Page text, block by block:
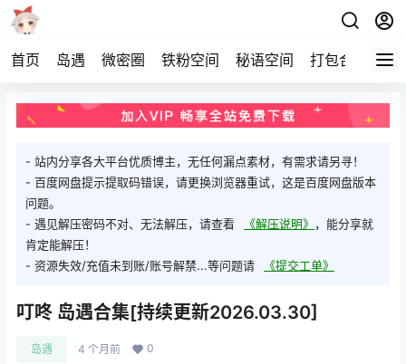
首页 岛遇 微密圈 铁粉空间 秘语空间 打包合集 关
- 站内分享各大平台优质博主，无任何漏点素材，有需求请另寻！
- 百度网盘提示提取码错误，请更换浏览器重试，这是百度网盘版本
问题。
- 遇见解压密码不对、无法解压，请查看
《解压说明》 ，能分享就
肯定能解压！
- 资源失效/充值未到账/账号解禁...等问题请
《提交工单》
叮咚 岛遇合集[持续更新2026.03.30]
岛遇 4 个月前 0